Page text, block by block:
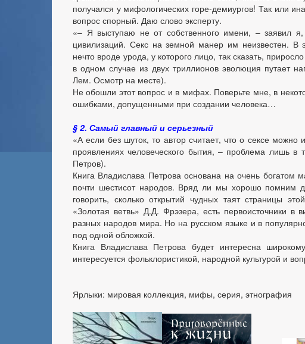
получался у мифологических горе-демиургов! Так или
вопрос спорный. Даю слово эксперту.
«– Я выступаю не от собственного имени, – заявил я,
цивилизаций. Секс на земной манер им неизвестен.
нечто вроде урода, у которого лицо, так сказать,
в одном случае из двух триллионов эволюция путает
Лем. Осмотр на месте).
Не обошли этот вопрос и в мифах. Поверьте мне, в
ошибками, допущенными при создании человека…
§ 2. Самый главный и серьезный
«А если без шуток, то автор считает, что о сексе можно
проявлениях человеческого бытия, – проблема лишь в
Петров).
Книга Владислава Петрова основана на очень богатом
почти шестисот народов. Вряд ли мы хорошо помним
говорить, сколько открытий чудных таят страницы
«Золотая ветвь» Д.Д. Фрэзера, есть первоисточники в
разных народов мира. Но на русском языке и в
под одной обложкой.
Книга Владислава Петрова будет интересна
интересуется фольклористикой, народной культурой и
Ярлыки: мировая коллекция, мифы, серия, этнография